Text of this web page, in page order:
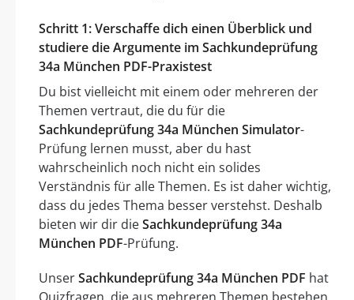
Schritt 1: Verschaffe dich einen Überblick und
studiere die Argumente im Sachkundeprüfung
34a München PDF-Praxistest
Du bist vielleicht mit einem oder mehreren der
Themen vertraut, die du für die
Sachkundeprüfung 34a München Simulator-
Prüfung lernen musst, aber du hast
wahrscheinlich noch nicht ein solides
Verständnis für alle Themen. Es ist daher wichtig,
dass du jedes Thema besser verstehst. Deshalb
bieten wir dir dieSachkundeprüfung 34a
München PDF-Prüfung.
UnserSachkundeprüfung 34a München PDF hat